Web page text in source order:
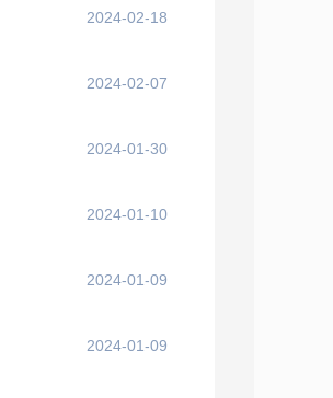
2024-02-18
2024-02-07
2024-01-30
2024-01-10
2024-01-09
2024-01-09